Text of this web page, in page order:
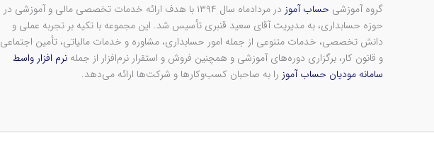
گروه آموزشی حساب آموز
در مردادماه سال ۱۳۹۴ با هدف ارائه خدمات تخصصی مالی و آموزشی در
حوزه حسابداری، به مدیریت آقای سعید قنبری تأسیس شد. این مجموعه با تکیه بر تجربه عملی و
دانش تخصصی، خدمات متنوعی از جمله امور حسابداری، مشاوره و خدمات مالیاتی، تأمین اجتماعی
و قانون کار، برگزاری دوره‌های آموزشی و همچنین فروش و استقرار نرم‌افزار از جمله نرم افزار واسط
سامانه مودیان حساب آموز را به صاحبان کسب‌وکارها و شرکت‌ها ارائه می‌دهد.